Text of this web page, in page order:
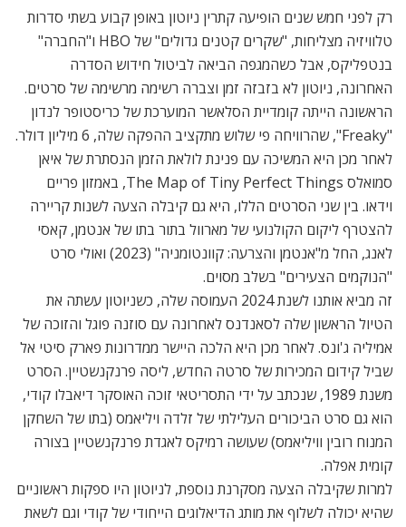
רק לפני חמש שנים הופיעה קתרין ניוטון באופן קבוע בשתי סדרות
טלוויזיה מצליחות, "שקרים קטנים גדולים" של HBO ו"החברה"
בנטפליקס, אבל כשהמגפה הביאה לביטול חידוש הסדרה
האחרונה, ניוטון לא בזבזה זמן וצברה רשימה מרשימה של סרטים.
הראשונה הייתה קומדיית הסלאשר המוערכת של כריסטופר לנדון
"Freaky", שהרוויחה פי שלוש מתקציב ההפקה שלה, 6 מיליון דולר.
לאחר מכן היא המשיכה עם פנינת לולאת הזמן הנסתרת של איאן
סמואלס The Map of Tiny Perfect Things, באמזון פריים
וידאו. בין שני הסרטים הללו, היא גם קיבלה הצעה לשנות קריירה
להצטרף ליקום הקולנועי של מארוול בתור בתו של אנטמן, קאסי
לאנג, החל מ"אנטמן והצרעה: קוונטומניה" (2023) ואולי סרט
"הנוקמים הצעירים" בשלב מסוים.
זה מביא אותנו לשנת 2024 העמוסה שלה, כשניוטון עשתה את
הטיול הראשון שלה לסאנדנס לאחרונה עם סוזנה פוגל והזוכה של
אמיליה ג'ונס. לאחר מכן היא הלכה היישר ממדרונות פארק סיטי אל
שביל קידום המכירות של סרטה החדש, ליסה פרנקנשטיין. הסרט
משנת 1989, שנכתב על ידי התסריטאי זוכה האוסקר דיאבלו קודי,
הוא גם סרט הביכורים העלילתי של זלדה ויליאמס (בתו של השחקן
המנוח רובין וויליאמס) שעושה רמיקס לאגדת פרנקנשטיין בצורה
קומית אפלה.
למרות שקיבלה הצעה מסקרנת נוספת, לניוטון היו ספקות ראשוניים
שהיא יכולה לשלוף את מותג הדיאלוגים הייחודי של קודי וגם לשאת